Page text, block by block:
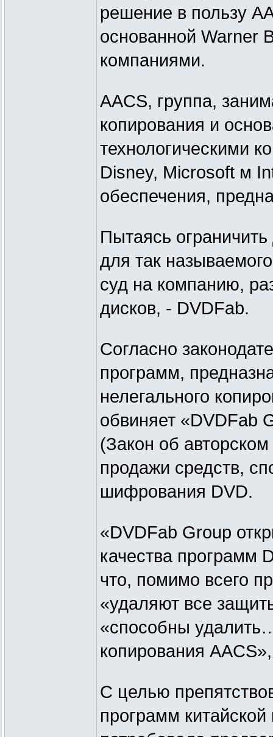
решение в пользу
основанной Warner
компаниями.
AACS, группа,
копирования и
технологическими
Disney, Microsoft м
обеспечения,
Пытаясь
для так
суд на компанию,
дисков, - DVDFab.
Согласно
программ,
нелегального
обвиняет «DVDFab
(Закон об
продажи средств,
шифрования DVD.
«DVDFab Group
качества программ
что, помимо всего
«удаляют все
«способны
копирования
С целью
программ